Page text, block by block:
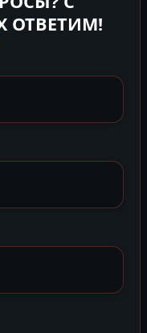
ОТВЕТИМ!